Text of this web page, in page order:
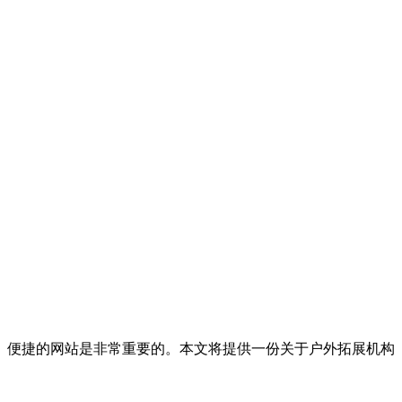
捷的网站是非常重要的。本文将提供一份关于户外拓展机构